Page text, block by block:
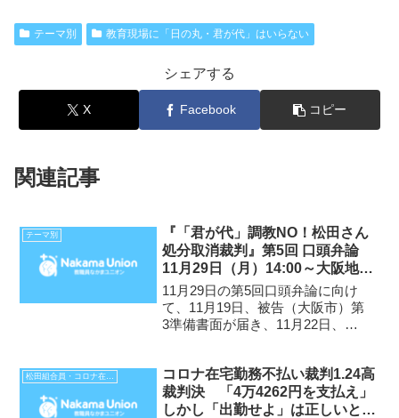
テーマ別 教育現場に「日の丸・君が代」はいらない
シェアする
X Facebook コピー
関連記事
テーマ別
『「君が代」調教NO！松田さん
処分取消裁判』第5回 口頭弁論
11月29日（月）14:00～大阪地裁
809号法廷 続いて、弁護士会館
1205号室で報告集会
11月29日の第5回口頭弁論に向け
て、11月19日、被告（大阪市）第
3準備書面が届き、11月22日、原
4準備書面は記事末尾のアドレスを
クリックすれば見ることができま
す） 前回第...
松田組合員・コロナ在宅勤務不払い裁判
コロナ在宅勤務不払い裁判1.24高
裁判決 「4万4262円を支払え」
しかし「出勤せよ」は正しいとす